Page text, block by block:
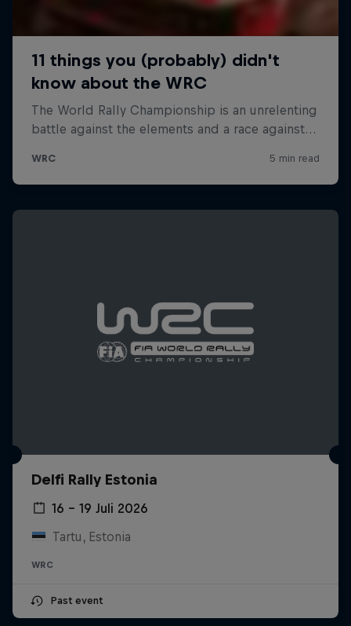
Delfi Rally Estonia
16 – 19 Juli 2026
Tartu, Estonia
WRC
Past event